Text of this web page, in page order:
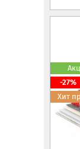
-27%
Хит